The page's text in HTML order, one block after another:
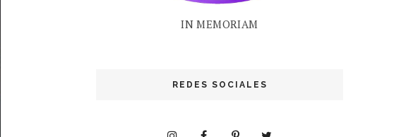
IN MEMORIAM
REDES SOCIALES